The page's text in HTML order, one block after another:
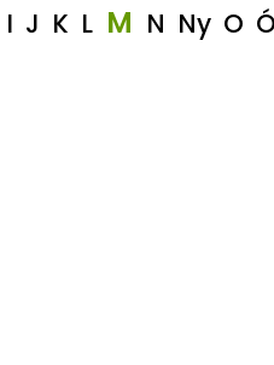
I J K L M N Ny O Ó